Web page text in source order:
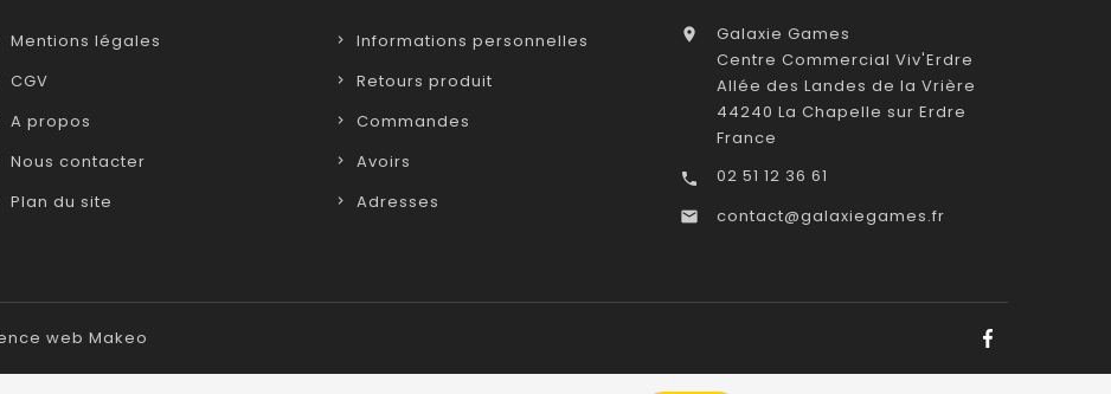
Mentions légales
CGV
A propos
Nous contacter
Plan du site
Informations personnelles
Retours produit
Commandes
Avoirs
Adresses

Galaxie Games
Centre Commercial Viv'Erdre
Allée des Landes de la Vrière
44240 La Chapelle sur Erdre
France
 02 51 12 36 61
 contact@galaxiegames.fr
web Makeo